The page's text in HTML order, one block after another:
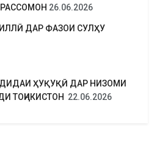
26.06.2026
ДАР ФАЗОИ СУЛҲУ
ҲУҚУҚӢ ДАР НИЗОМИ
ТОҶИКИСТОН 22.06.2026